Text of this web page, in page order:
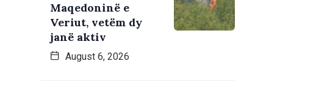
Maqedoninë e
Veriut, vetëm dy
janë aktiv
August 6, 2026